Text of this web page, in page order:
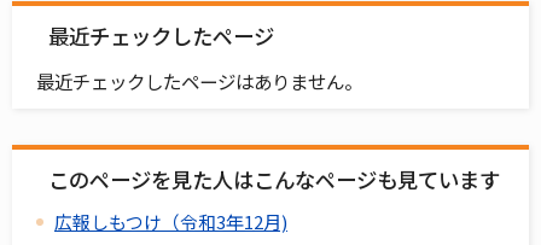
最近チェックしたページ
最近チェックしたページはありません。
このページを見た人はこんなページも見ています
広報しもつけ（令和3年12月)